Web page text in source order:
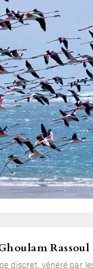
Rassoul
discret, vénéré par